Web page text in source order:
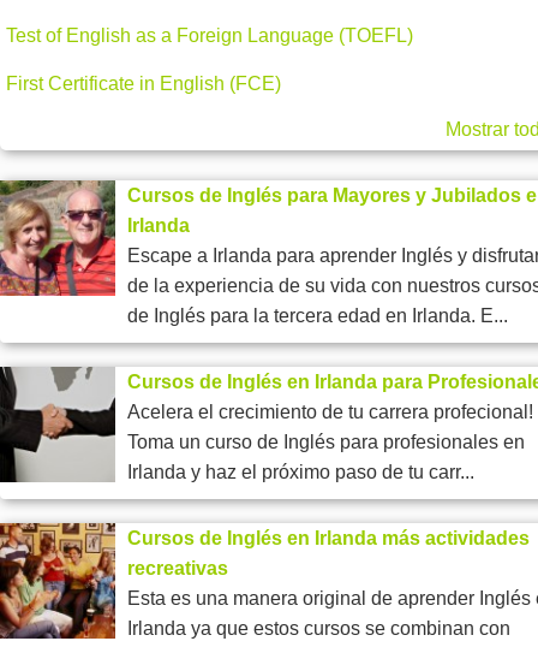
Test of English as a Foreign Language (TOEFL)
First Certificate in English (FCE)
Mostrar
Cursos de Inglés para Mayores y Jubilados
Irlanda
Escape a Irlanda para aprender Inglés y
de la experiencia de su vida con nuestros
de Inglés para la tercera edad en Irlanda. E...
Cursos de Inglés en Irlanda para
Acelera el crecimiento de tu carrera profecional!
Toma un curso de Inglés para profesionales en
Irlanda y haz el próximo paso de tu carr...
Cursos de Inglés en Irlanda más actividades
recreativas
Esta es una manera original de aprender Inglés
Irlanda ya que estos cursos se combinan con